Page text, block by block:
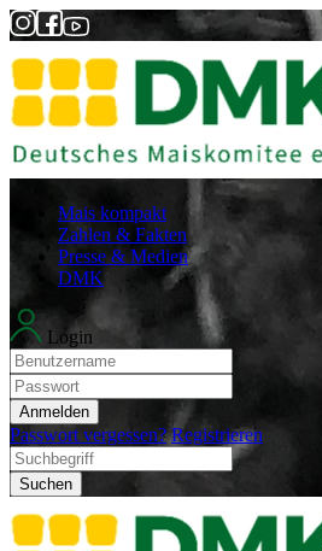
Mais kompakt
Zahlen & Fakten
Presse & Medien
DMK
Login
Anmelden
Passwort vergessen? Registrieren
Suchen